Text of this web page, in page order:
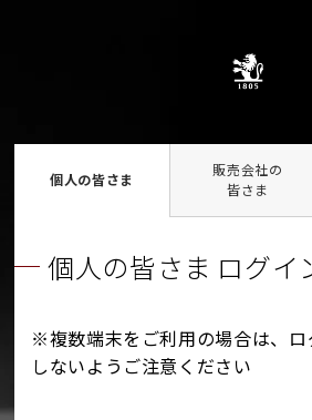
個人の皆さま
販売会社の
皆さま
個人の皆さま ログイ
※複数端末をご利用の場合は、
しないようご注意ください